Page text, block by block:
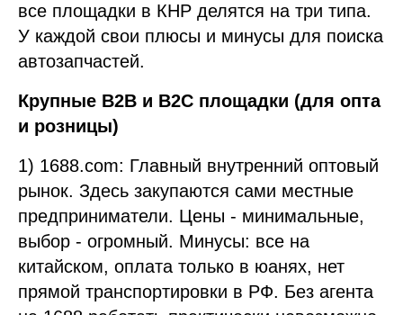
все площадки в КНР делятся на три типа.
У каждой свои плюсы и минусы для поиска
автозапчастей.
Крупные B2B и B2C площадки (для опта
и розницы)
1) 1688.com: Главный внутренний оптовый
рынок. Здесь закупаются сами местные
предприниматели. Цены - минимальные,
выбор - огромный. Минусы: все на
китайском, оплата только в юанях, нет
прямой транспортировки в РФ. Без агента